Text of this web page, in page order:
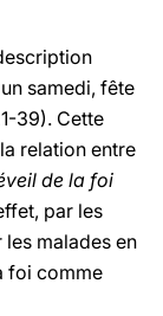
samedi, fête
39). Cette
relation entre
de la foi
par les
malades en
foi comme